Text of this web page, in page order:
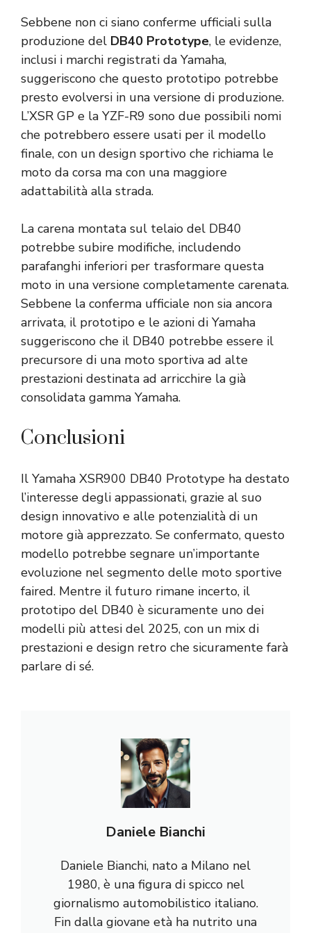
Sebbene non ci siano conferme ufficiali sulla
produzione del DB40 Prototype, le evidenze,
inclusi i marchi registrati da Yamaha,
suggeriscono che questo prototipo potrebbe
presto evolversi in una versione di produzione.
L’XSR GP e la YZF-R9 sono due possibili nomi
che potrebbero essere usati per il modello
finale, con un design sportivo che richiama le
moto da corsa ma con una maggiore
adattabilità alla strada.
La carena montata sul telaio del DB40
potrebbe subire modifiche, includendo
parafanghi inferiori per trasformare questa
moto in una versione completamente carenata.
Sebbene la conferma ufficiale non sia ancora
arrivata, il prototipo e le azioni di Yamaha
suggeriscono che il DB40 potrebbe essere il
precursore di una moto sportiva ad alte
prestazioni destinata ad arricchire la già
consolidata gamma Yamaha.
Conclusioni
Il Yamaha XSR900 DB40 Prototype ha destato
l’interesse degli appassionati, grazie al suo
design innovativo e alle potenzialità di un
motore già apprezzato. Se confermato, questo
modello potrebbe segnare un’importante
evoluzione nel segmento delle moto sportive
faired. Mentre il futuro rimane incerto, il
prototipo del DB40 è sicuramente uno dei
modelli più attesi del 2025, con un mix di
prestazioni e design retro che sicuramente farà
parlare di sé.
Daniele Bianchi
Daniele Bianchi, nato a Milano nel
1980, è una figura di spicco nel
giornalismo automobilistico italiano.
Fin dalla giovane età ha nutrito una